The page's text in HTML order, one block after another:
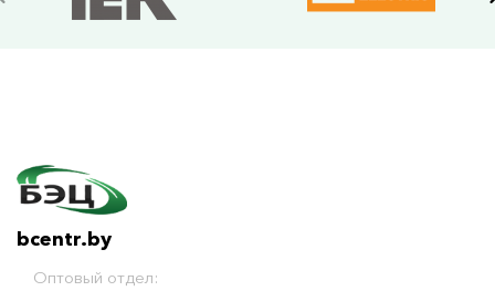
bcentr.by
Оптовый отдел: